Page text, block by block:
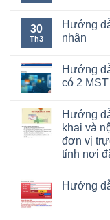
30
Th3
Hướng
nhân
Hướng
có 2
Hướng
khai và
đơn vị
tỉnh nơi
Hướng